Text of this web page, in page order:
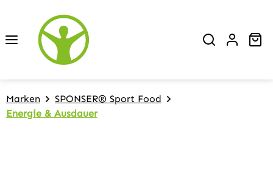
Zum Hauptinhalt springen
Marken
SPONSER® Sport Food
Energie & Ausdauer